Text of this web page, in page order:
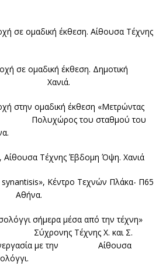
ομαδική έκθεση. Αίθουσα Τέχνης
έκθεση. Δημοτική
Χανιά.
ομαδική έκθεση «Μετρώντας
του σταθμού του
Τέχνης Έβδομη Όψη. Χανιά
Κέντρο Τεχνών Πλάκα- Π65
σήμερα μέσα από την τέχνη»
Τέχνης Χ. και Σ.
με την Αίθουσα